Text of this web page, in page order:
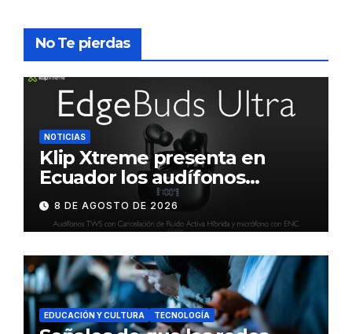
No Te pierdas
NOTICIAS
Klip Xtreme presenta en
Ecuador los audífonos
DynaBuds con sonido
inteligente y control táctil
8 DE AGOSTO DE 2026
EDUCACIÓN Y CULTURA TECNOLOGÍA